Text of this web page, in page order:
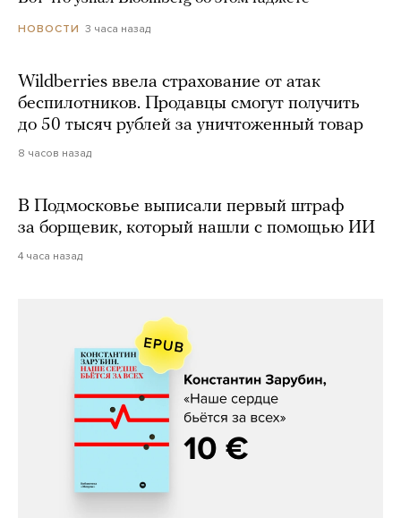
НОВОСТИ 3 часа назад
Wildberries ввела страхование от атак
беспилотников. Продавцы смогут получить
до 50 тысяч рублей за уничтоженный товар
8 часов назад
В Подмосковье выписали первый штраф
за борщевик, который нашли с помощью ИИ
4 часа назад
Константин Зарубин, «Наше сердце